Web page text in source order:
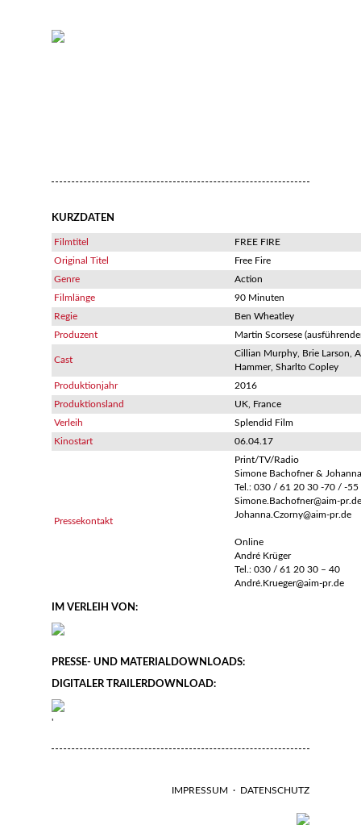
KURZDATEN
Filmtitel
FREE FIRE
Original Titel
Free Fire
Genre
Action
Filmlänge
90 Minuten
Regie
Ben Wheatley
Produzent
Martin Scorsese
Cast
Cillian Murphy, Brie Larson,
Hammer, Sharlto Copley
Produktionjahr
2016
Produktionsland
UK, France
Verleih
Splendid Film
Kinostart
06.04.17
Pressekontakt
Print/TV/Radio
Simone Bachofner &
Tel.: 030 / 61 20 30 -70 / -55
Simone.Bachofner@aim-pr.de
Johanna.Czorny@aim-pr.de
Online
André Krüger
Tel.: 030 / 61 20 30 – 40
André.Krueger@aim-pr.de
IM VERLEIH VON:
PRESSE- UND MATERIALDOWNLOADS:
DIGITALER TRAILERDOWNLOAD:
'
IMPRESSUM · DATENSCHUTZ